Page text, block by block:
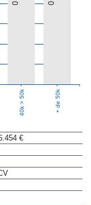
0 0
40k > 50k + de 50k
€